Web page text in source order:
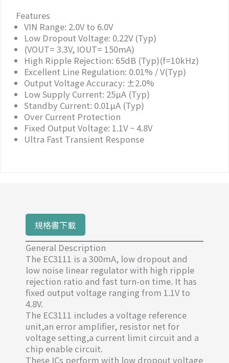
Features
VIN Range: 2.0V to 6.0V
Low Dropout Voltage: 0.22V (Typ)
(VOUT= 3.3V, IOUT= 150mA)
High Ripple Rejection: 65dB (Typ)(f=10kHz)
Excellent Line Regulation: 0.01% / V(Typ)
Output Voltage Accuracy: ±2.0%
Low Supply Current: 25µA (Typ)
Standby Current: 0.01µA (Typ)
Over Current Protection
Fixed Output Voltage: 1.1V ~ 4.8V
Ultra Fast Transient Response
規格書下載
General Description
The EC3111 is a 300mA, low dropout and
low noise linear regulator with high ripple
rejection ratio and fast turn-on time. It has
fixed output voltage ranging from 1.1V to
4.8V.
The EC3111 includes a voltage reference
unit,an error amplifier, resistor net for
voltage setting,a current limit circuit and a
chip enable circuit.
These ICs perform with low dropout voltage